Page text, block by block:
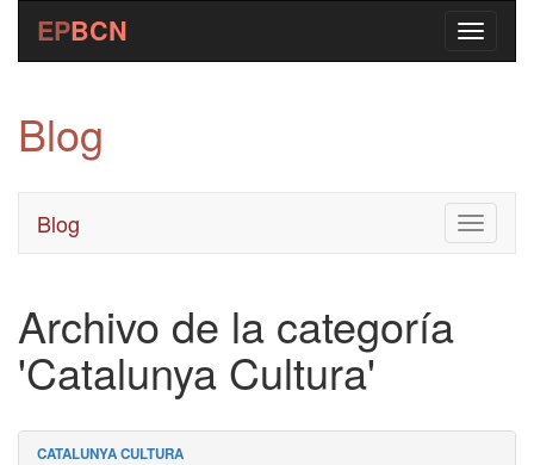
EPBCN
Blog
Toggle
Blog
Archivo de la categoría
'Catalunya Cultura'
CATALUNYA CULTURA